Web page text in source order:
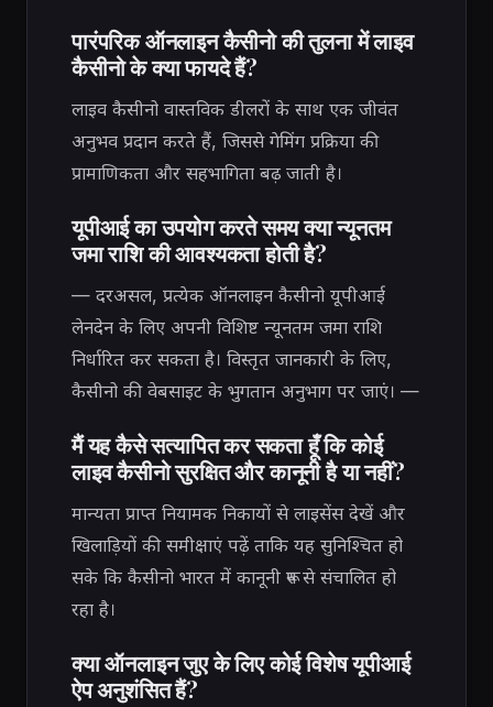
पारंपरिक ऑनलाइन कैसीनो की तुलना में लाइव
कैसीनो के क्या फायदे हैं?
लाइव कैसीनो वास्तविक डीलरों के साथ एक जीवंत
अनुभव प्रदान करते हैं, जिससे गेमिंग प्रक्रिया की
प्रामाणिकता और सहभागिता बढ़ जाती है।
यूपीआई का उपयोग करते समय क्या न्यूनतम
जमा राशि की आवश्यकता होती है?
— दरअसल, प्रत्येक ऑनलाइन कैसीनो यूपीआई
लेनदेन के लिए अपनी विशिष्ट न्यूनतम जमा राशि
निर्धारित कर सकता है। विस्तृत जानकारी के लिए,
कैसीनो की वेबसाइट के भुगतान अनुभाग पर जाएं। —
मैं यह कैसे सत्यापित कर सकता हूँ कि कोई
लाइव कैसीनो सुरक्षित और कानूनी है या नहीं?
मान्यता प्राप्त नियामक निकायों से लाइसेंस देखें और
खिलाड़ियों की समीक्षाएं पढ़ें ताकि यह सुनिश्चित हो
सके कि कैसीनो भारत में कानूनी रूप से संचालित हो
रहा है।
क्या ऑनलाइन जुए के लिए कोई विशेष यूपीआई
ऐप अनुशंसित हैं?